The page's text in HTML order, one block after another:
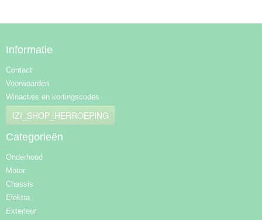
Informatie
Contact
Voorwaarden
Winacties en kortingscodes
IZI_SHOP_HERROEPING
Categorieën
Onderhoud
Motor
Chassis
Elektra
Exterieur